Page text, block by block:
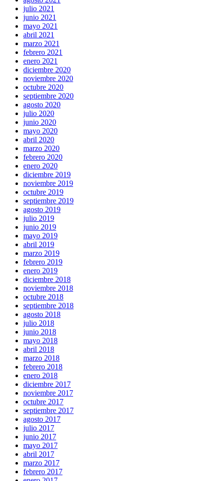
julio 2021
junio 2021
mayo 2021
abril 2021
marzo 2021
febrero 2021
enero 2021
diciembre 2020
noviembre 2020
octubre 2020
septiembre 2020
agosto 2020
julio 2020
junio 2020
mayo 2020
abril 2020
marzo 2020
febrero 2020
enero 2020
diciembre 2019
noviembre 2019
octubre 2019
septiembre 2019
agosto 2019
julio 2019
junio 2019
mayo 2019
abril 2019
marzo 2019
febrero 2019
enero 2019
diciembre 2018
noviembre 2018
octubre 2018
septiembre 2018
agosto 2018
julio 2018
junio 2018
mayo 2018
abril 2018
marzo 2018
febrero 2018
enero 2018
diciembre 2017
noviembre 2017
octubre 2017
septiembre 2017
agosto 2017
julio 2017
junio 2017
mayo 2017
abril 2017
marzo 2017
febrero 2017